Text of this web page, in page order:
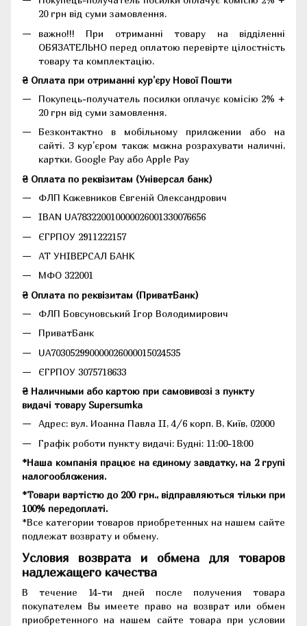
20 грн від суми замовлення.
важно!!! При отриманні товару на відділенні
ОБЯЗАТЕЛЬНО перед оплатою перевірте цілостність
товару та комплектацію.
₴ Оплата при отриманні кур'єру Нової Пошти
Покупець-получатель посилки оплачує комісію 2% +
20 грн від суми замовлення.
Безконтактно в мобільному приложении або на
сайті. З кур'єром також можна розрахувати наличні,
картки, Google Pay або Apple Pay
₴ Оплата по реквізитам (Універсал банк)
ФЛП Кожевников Євгеній Олександрович
IBAN UA783220010000026001330076656
ЄГРПОУ 2911222157
АТ УНІВЕРСАЛ БАНК
МФО 322001
₴ Оплата по реквізитам (ПриватБанк)
ФЛП Бовсуновський Ігор Володимирович
ПриватБанк
UA703052990000026000015024535
ЄГРПОУ 3075718633
₴ Наличными або картою при самовивозі з пункту
видачі товару Supersumka
Адрес: вул. Иоанна Павла II, 4/6 корп. В, Київ, 02000
Графік роботи пункту видачі: Будні: 11:00-18:00
*Наша компанія працює на єдиному завдатку, на 2 групі
налогообложения.
*Товари вартістю до 200 грн., відправляються тільки при
100% передоплаті.
*Все категории товаров приобретенных на нашем сайте
подлежат возврату и обмену.
Условия возврата и обмена для товаров
надлежащего качества
В течение 14-ти дней после получения товара
покупателем Вы имеете право на возврат или обмен
приобретенного на нашем сайте товара при условии